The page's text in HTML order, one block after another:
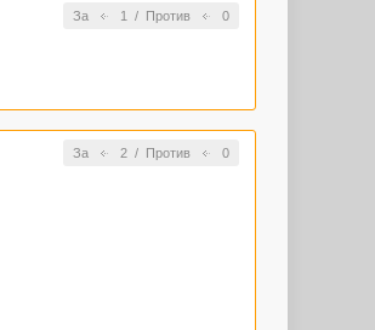
За 1 / Против 0
За 2/ Против 0